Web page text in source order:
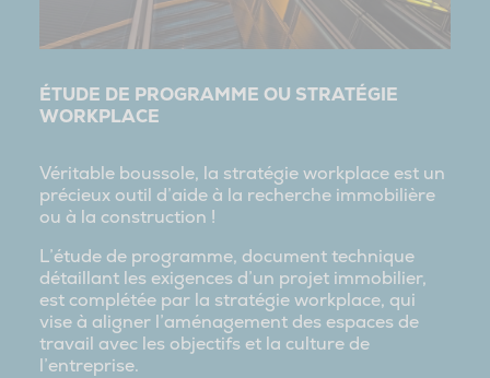
ÉTUDE DE PROGRAMME OU STRATÉGIE
WORKPLACE
Véritable boussole, la stratégie workplace est un
précieux outil d’aide à la recherche immobilière
ou à la construction !
L’étude de programme, document technique
détaillant les exigences d’un projet immobilier,
est complétée par la stratégie workplace, qui
vise à aligner l’aménagement des espaces de
travail avec les objectifs et la culture de
l’entreprise.